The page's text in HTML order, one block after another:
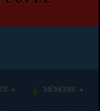
MÉMOIRE